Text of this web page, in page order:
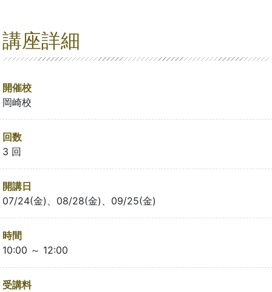
講座詳細
開催校
岡崎校
回数
3 回
開講日
07/24(金)、08/28(金)、09/25(金)
時間
10:00 ～ 12:00
受講料